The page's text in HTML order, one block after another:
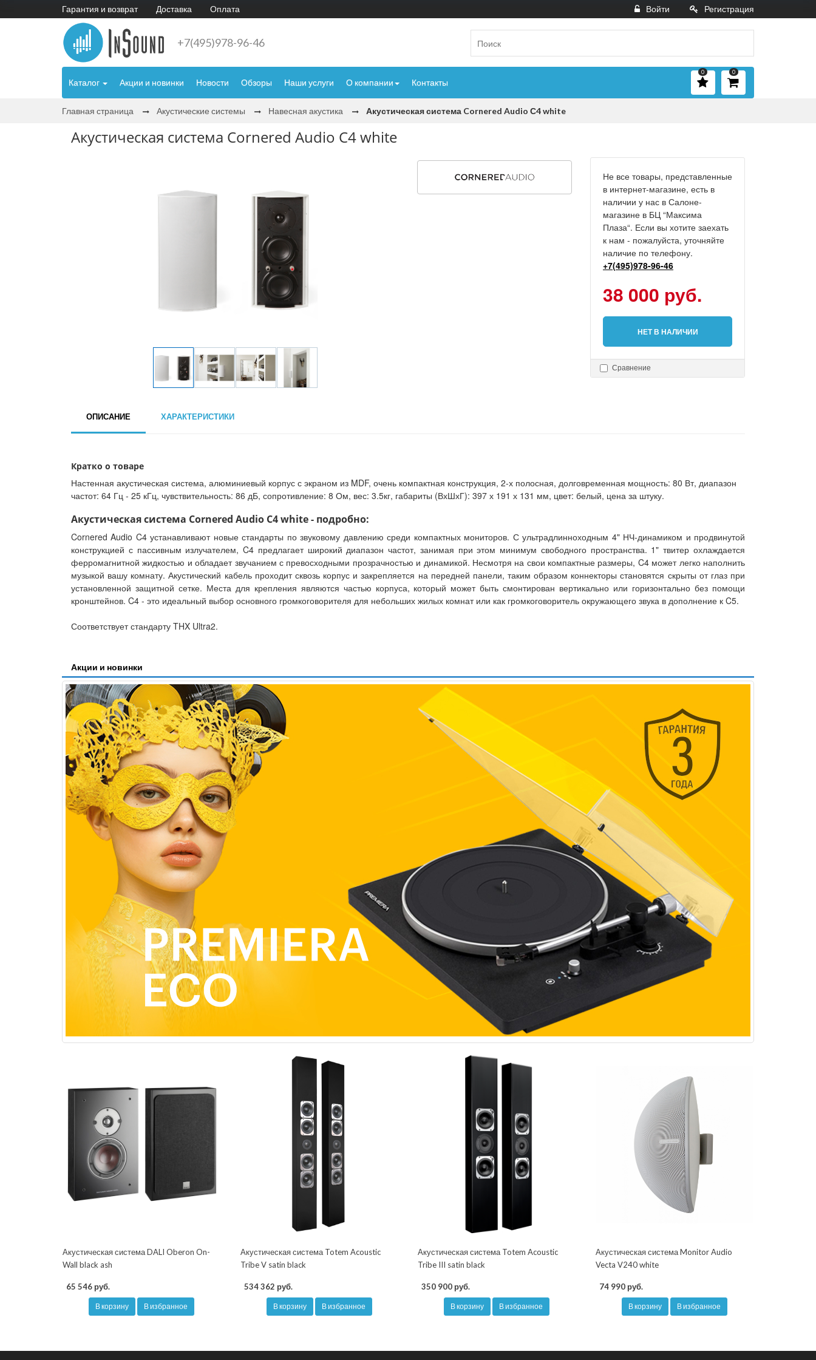
Гарантия и возврат Доставка Оплата Войти Регистрация
+7(495)978-96-46
Каталог Акции и новинки Новости Обзоры Наши услуги О компании Контакты
0
0
Главная страница Акустические системы Навесная акустика Акустическая система Cornered Audio С4 white
Акустическая система Cornered Audio С4 white
Не все товары, представленные
в интернет-магазине, есть в
наличии у нас в Салоне-
магазине в БЦ “Максима
Плаза“. Если вы хотите заехать
к нам - пожалуйста, уточняйте
наличие по телефону.
+7(495)978-96-46
38 000 руб.
НЕТ В НАЛИЧИИ
Сравнение
ОПИСАНИЕ ХАРАКТЕРИСТИКИ
Кратко о товаре
Настенная акустическая система, алюминиевый корпус с экраном из MDF, очень компактная конструкция, 2-х полосная, долговременная мощность: 80 Вт, диапазон
частот: 64 Гц - 25 кГц, чувствительность: 86 дБ, сопротивление: 8 Ом, вес: 3.5кг, габариты (ВхШхГ): 397 х 191 х 131 мм, цвет: белый, цена за штуку.
Акустическая система Cornered Audio С4 white - подробно:
Cornered Audio C4 устанавливают новые стандарты по звуковому давлению среди компактных мониторов. С ультрадлинноходным 4" НЧ-динамиком и продвинутой
конструкцией с пассивным излучателем, C4 предлагает широкий диапазон частот, занимая при этом минимум свободного пространства. 1" твитер охлаждается
ферромагнитной жидкостью и обладает звучанием с превосходными прозрачностью и динамикой. Несмотря на свои компактные размеры, C4 может легко наполнить
музыкой вашу комнату. Акустический кабель проходит сквозь корпус и закрепляется на передней панели, таким образом коннекторы становятся скрыты от глаз при
установленной защитной сетке. Места для крепления являются частью корпуса, который может быть смонтирован вертикально или горизонтально без помощи
кронштейнов. C4 - это идеальный выбор основного громкоговорителя для небольших жилых комнат или как громкоговоритель окружающего звука в дополнение к C5.
Соответствует стандарту THX Ultra2.
Акции и новинки
Акустическая система DALI Oberon On-
Wall black ash
65 546 руб.
В корзину В избранное
Акустическая система Totem Acoustic
Tribe V satin black
534 362 руб.
В корзину В избранное
Акустическая система Totem Acoustic
Tribe III satin black
350 900 руб.
В корзину В избранное
Акустическая система Monitor Audio
Vecta V240 white
74 990 руб.
В корзину В избранное